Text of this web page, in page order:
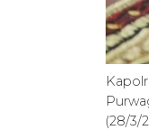
(28/3/